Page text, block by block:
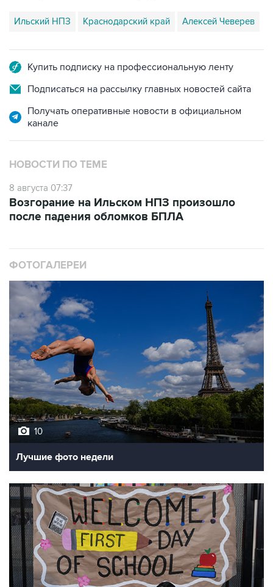
Ильский НПЗ Краснодарский край Алексей Чеверев
Купить подписку на профессиональную ленту
Подписаться на рассылку главных новостей сайта
Получать оперативные новости в официальном
канале
НОВОСТИ ПО ТЕМЕ
8 августа 07:37
Возгорание на Ильском НПЗ произошло
после падения обломков БПЛА
ФОТОГАЛЕРЕИ
10
Лучшие фото недели